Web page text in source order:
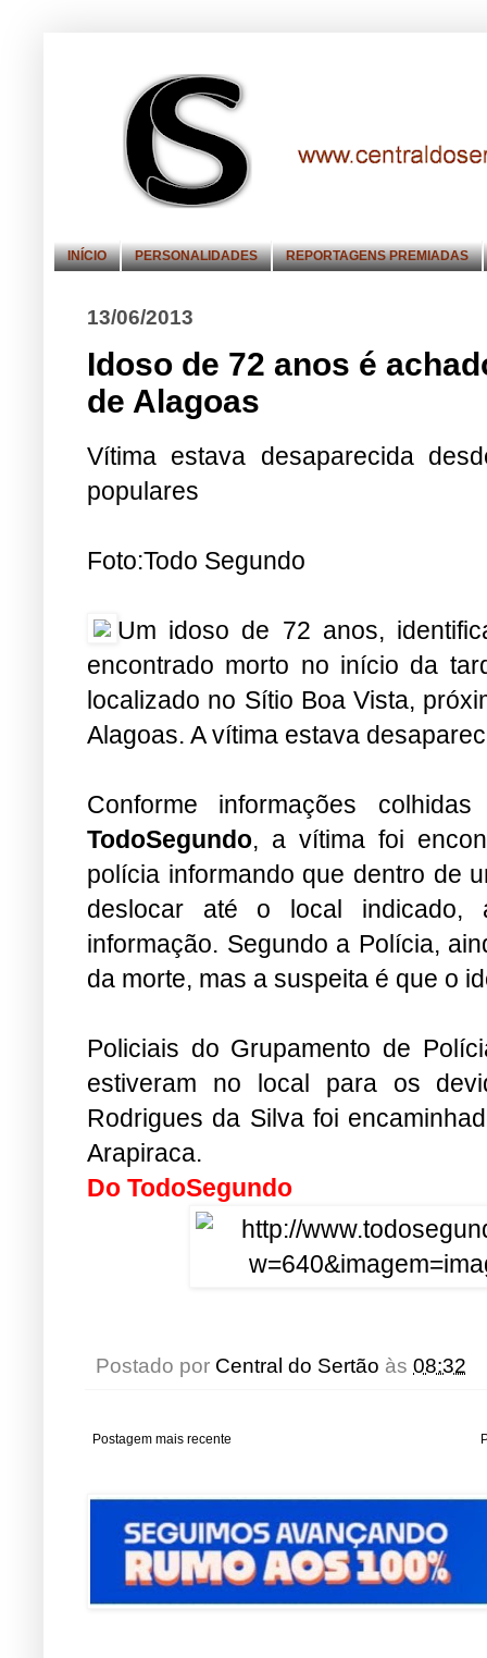
INÍCIO PERSONALIDADES REPORTAGENS PREMIADAS
13/06/2013
Idoso de 72 anos é
de Alagoas
Vítima estava desaparecida
populares
Foto:Todo Segundo
Um idoso de 72 anos,
encontrado morto no início da
localizado no Sítio Boa Vista,
Alagoas. A vítima estava
Conforme informações
TodoSegundo, a vítima foi
polícia informando que dentro de
deslocar até o local indicado,
informação. Segundo a Polícia,
da morte, mas a suspeita é que o
Policiais do Grupamento de
estiveram no local para os
Rodrigues da Silva foi
Arapiraca.
Do TodoSegundo
Postado por Central do Sertão às 08:32
Postagem mais recente